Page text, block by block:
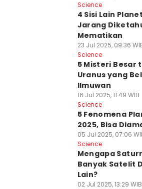
Science
4 Sisi Lain
Jarang
Mematikan
23 Jul 2025, 09:36
Science
5 Misteri Besar
Uranus yang
Ilmuwan
16 Jul 2025, 11:49 WIB
Science
5 Fenomena
2025, Bisa
05 Jul 2025, 07:06
Science
Mengapa
Banyak Satelit
Lain?
02 Jul 2025, 13:29 WIB